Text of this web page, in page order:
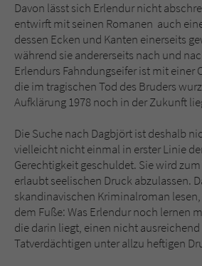
Davon lässt sich Erlendur nicht
entwirft mit seinen Romanen auch
dessen Ecken und Kanten einerseits
während sie andererseits nach und
Erlendurs Fahndungseifer ist mit einer
die im tragischen Tod des Bruders
Aufklärung 1978 noch in der Zukunft
Die Suche nach Dagbjört ist deshalb
vielleicht nicht einmal in erster Linie
Gerechtigkeit geschuldet. Sie wird
erlaubt seelischen Druck abzulassen.
skandinavischen Kriminalroman
dem Fuße: Was Erlendur noch lernen
die darin liegt, einen nicht
Tatverdächtigen unter allzu heftigen